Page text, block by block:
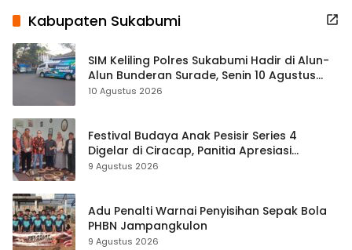
Kabupaten Sukabumi
SIM Keliling Polres Sukabumi Hadir di Alun-
Alun Bunderan Surade, Senin 10 Agustus
2026
10 Agustus 2026
Festival Budaya Anak Pesisir Series 4
Digelar di Ciracap, Panitia Apresiasi
Dukungan Disbudpora Sukabumi
9 Agustus 2026
Adu Penalti Warnai Penyisihan Sepak Bola
PHBN Jampangkulon
9 Agustus 2026